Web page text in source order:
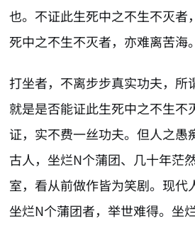
也。不证此生死中之不生不灭者
死中之不生不灭者，亦难离苦海。
打坐者，不离步步真实功夫，所
就是是否能证此生死中之不生不
证，实不费一丝功夫。但人之愚
古人，坐烂N个蒲团、几十年茫
室，看从前做作皆为笑剧。现代
坐烂N个蒲团者，举世难得。坐